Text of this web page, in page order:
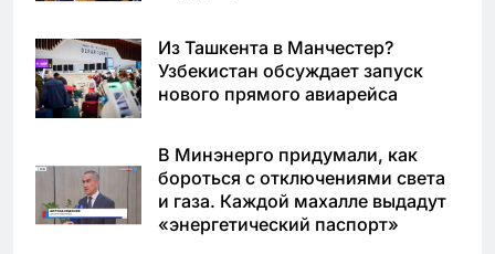
Из Ташкента в Манчестер?
Узбекистан обсуждает запуск
нового прямого авиарейса
В Минэнерго придумали, как
бороться с отключениями света
и газа. Каждой махалле выдадут
«энергетический паспорт»